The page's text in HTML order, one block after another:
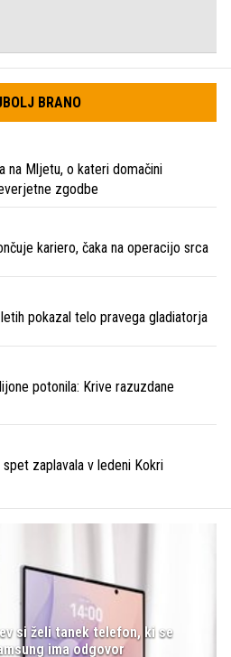
BRANO
na Mljetu, o kateri domačini
zgodbe
kariero, čaka na operacijo srca
pokazal telo pravega gladiatorja
potonila: Krive razuzdane
zaplavala v ledeni Kokri
si želi tanek telefon, ki se
ima odgovor